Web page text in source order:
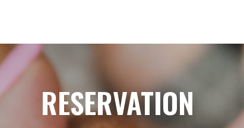
RESERVATION